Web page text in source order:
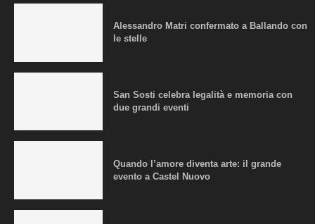
Alessandro Matri confermato a Ballando con
le stelle
San Sosti celebra legalità e memoria con
due grandi eventi
Quando l’amore diventa arte: il grande
evento a Castel Nuovo